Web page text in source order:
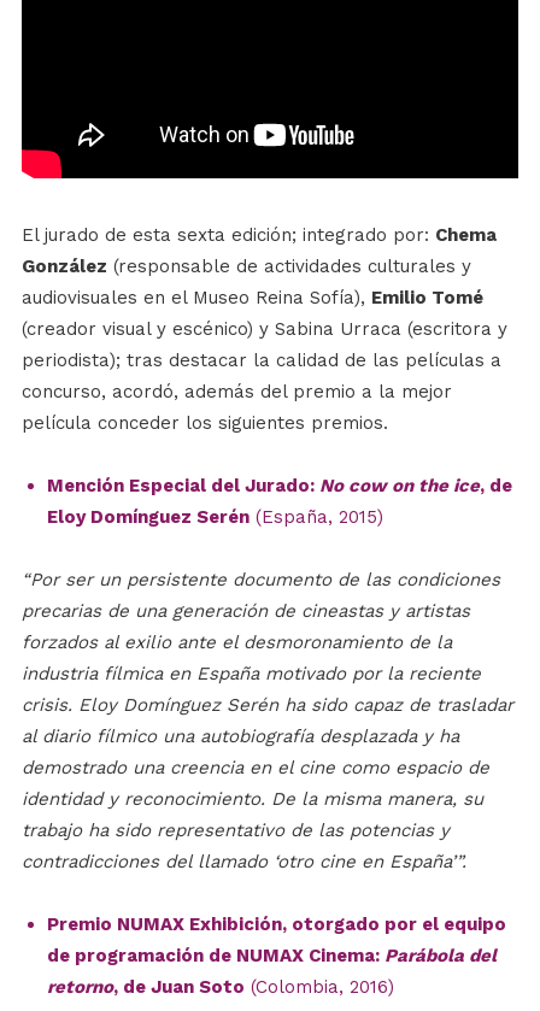
El jurado de esta sexta edición; integrado por: Chema
González (responsable de actividades culturales y
audiovisuales en el Museo Reina Sofía), Emilio Tomé
(creador visual y escénico) y Sabina Urraca (escritora y
periodista); tras destacar la calidad de las películas a
concurso, acordó, además del premio a la mejor
película conceder los siguientes premios.
Mención Especial del Jurado: No cow on the ice, de
Eloy Domínguez Serén(España, 2015)
“Por ser un persistente documento de las condiciones
precarias de una generación de cineastas y artistas
forzados al exilio ante el desmoronamiento de la
industria fílmica en España motivado por la reciente
crisis. Eloy Domínguez Serén ha sido capaz de trasladar
al diario fílmico una autobiografía desplazada y ha
demostrado una creencia en el cine como espacio de
identidad y reconocimiento. De la misma manera, su
trabajo ha sido representativo de las potencias y
contradicciones del llamado ‘otro cine en España’”.
Premio NUMAX Exhibición, otorgado por el equipo
de programación de NUMAX Cinema: Parábola del
retorno, de Juan Soto (Colombia, 2016)